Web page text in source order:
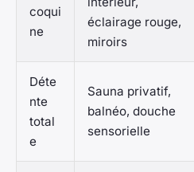
coqui
ne
éclairage rouge,
miroirs
Déte
nte
total
e
Sauna privatif,
balnéo, douche
sensorielle